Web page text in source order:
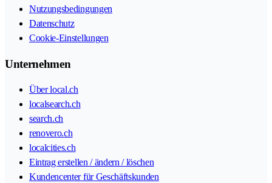
Nutzungsbedingungen
Datenschutz
Cookie-Einstellungen
Unternehmen
Über local.ch
localsearch.ch
search.ch
renovero.ch
localcities.ch
Eintrag erstellen / ändern / löschen
Kundencenter für Geschäftskunden